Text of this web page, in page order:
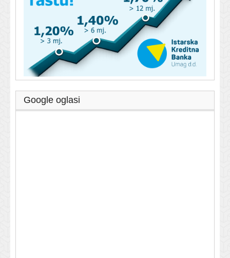
Google oglasi